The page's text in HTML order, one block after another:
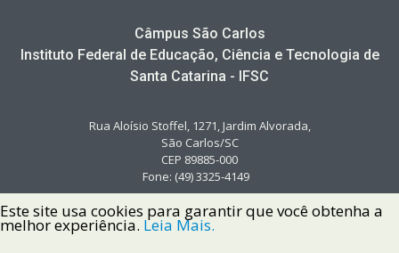
Câmpus São Carlos
Instituto Federal de Educação, Ciência e Tecnologia de
Santa Catarina - IFSC
Rua Aloísio Stoffel, 1271, Jardim Alvorada,
São Carlos/SC
CEP 89885-000
Fone: (49) 3325-4149
Este site usa cookies para garantir que você obtenha a
melhor experiência. Leia Mais.